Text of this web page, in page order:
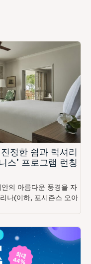
정한 쉼과 럭셔리
스’ 프로그램 런칭
의 아름다운 풍경을 자
나(이하, 포시즌스 오아